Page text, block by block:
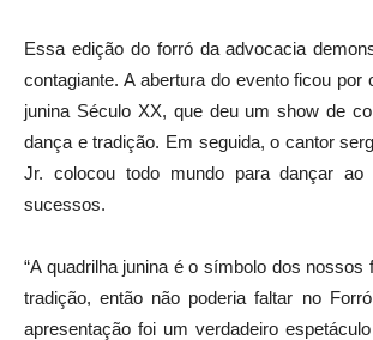
Essa edição do forró da advocacia
contagiante. A abertura do evento ficou por
junina Século XX, que deu um show de
dança e tradição. Em seguida, o cantor
Jr. colocou todo mundo para dançar ao
sucessos.
“A quadrilha junina é o símbolo dos nossos
tradição, então não poderia faltar no
apresentação foi um verdadeiro